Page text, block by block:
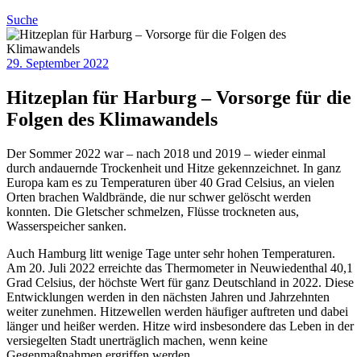
Suche
29. September 2022
Hitzeplan für Harburg – Vorsorge für die
Folgen des Klimawandels
Der Sommer 2022 war – nach 2018 und 2019 – wieder einmal
durch andauernde Trockenheit und Hitze gekennzeichnet. In ganz
Europa kam es zu Temperaturen über 40 Grad Celsius, an vielen
Orten brachen Waldbrände, die nur schwer gelöscht werden
konnten. Die Gletscher schmelzen, Flüsse trockneten aus,
Wasserspeicher sanken.
Auch Hamburg litt wenige Tage unter sehr hohen Temperaturen.
Am 20. Juli 2022 erreichte das Thermometer in Neuwiedenthal 40,1
Grad Celsius, der höchste Wert für ganz Deutschland in 2022. Diese
Entwicklungen werden in den nächsten Jahren und Jahrzehnten
weiter zunehmen. Hitzewellen werden häufiger auftreten und dabei
länger und heißer werden. Hitze wird insbesondere das Leben in der
versiegelten Stadt unerträglich machen, wenn keine